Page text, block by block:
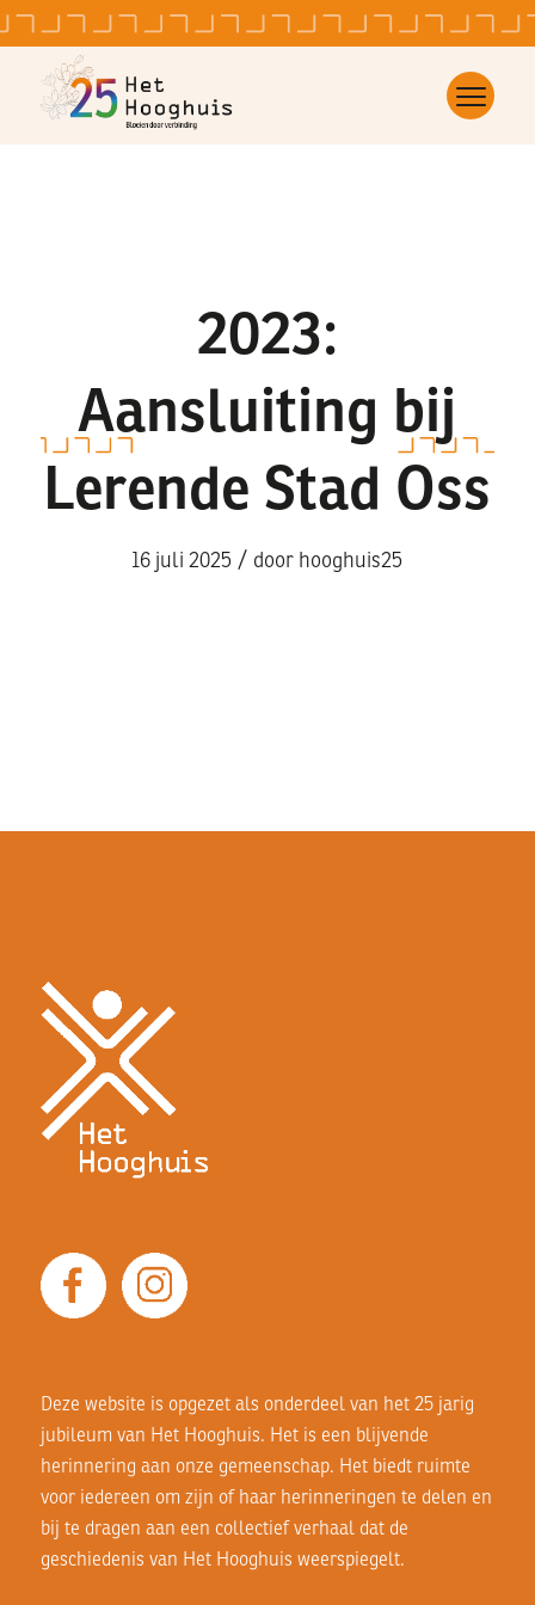
2023:
Aansluiting bij
Lerende Stad Oss
16 juli 2025 / door hooghuis25
Deze website is opgezet als onderdeel van het 25 jarig
jubileum van Het Hooghuis. Het is een blijvende
herinnering aan onze gemeenschap. Het biedt ruimte
voor iedereen om zijn of haar herinneringen te delen en
bij te dragen aan een collectief verhaal dat de
geschiedenis van Het Hooghuis weerspiegelt.